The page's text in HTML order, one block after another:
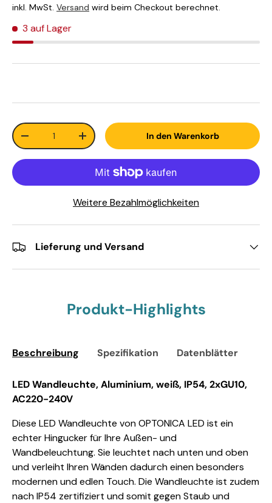
inkl. MwSt. Versand wird beim Checkout berechnet.
3 auf Lager
Anzahl
+ In den Warenkorb
Weitere Bezahlmöglichkeiten
Lieferung und Versand
Produkt-Highlights
Beschreibung Spezifikation Datenblätter
LED Wandleuchte, Aluminium, weiß, IP54, 2xGU10,
AC220-240V
Diese LED Wandleuchte von OPTONICA LED ist ein
echter Hingucker für Ihre Außen- und
Wandbeleuchtung. Sie leuchtet nach unten und oben
und verleiht Ihren Wänden dadurch einen besonders
modernen und edlen Touch. Die Wandleuchte ist zudem
nach IP54 zertifiziert und somit gegen Staub und